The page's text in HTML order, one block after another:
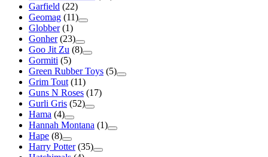
Garfield (22)
Geomag (11)
Globber (1)
Gonher (23)
Goo Jit Zu (8)
Gormiti (5)
Green Rubber Toys (5)
Grim Tout (11)
Guns N Roses (17)
Gurli Gris (52)
Hama (4)
Hannah Montana (1)
Hape (8)
Harry Potter (35)